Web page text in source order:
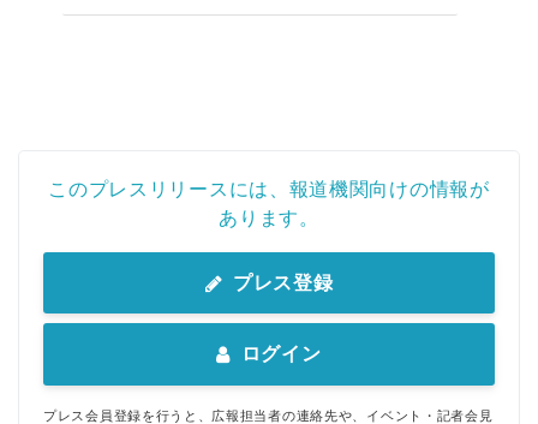
このプレスリリースには、報道機関向けの情報が
あります。
プレス登録
ログイン
プレス会員登録を行うと、広報担当者の連絡先や、イベント・記者会見